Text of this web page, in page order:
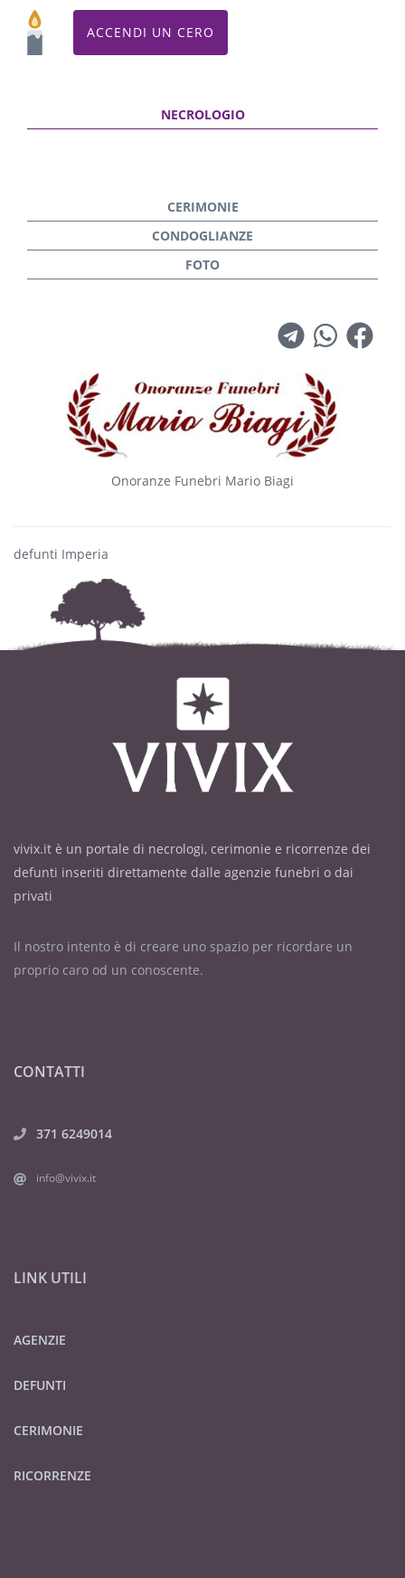
ACCENDI UN CERO
Onoranze Funebri Mario Biagi
defunti Imperia
vivix.it è un portale di necrologi, cerimonie e ricorrenze dei
defunti inseriti direttamente dalle agenzie funebri o dai
privati
Il nostro intento è di creare uno spazio per ricordare un
proprio caro od un conoscente.
CONTATTI
371 6249014
info@vivix.it
LINK UTILI
AGENZIE
DEFUNTI
CERIMONIE
RICORRENZE